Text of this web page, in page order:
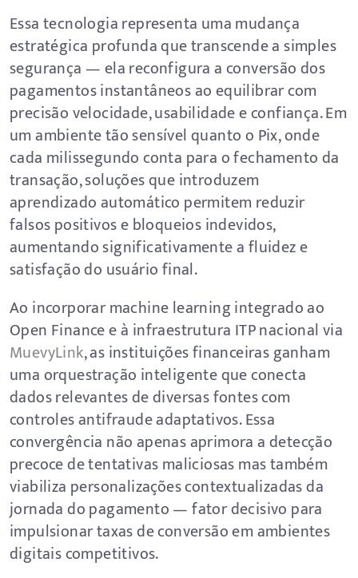
Essa tecnologia representa uma mudança
estratégica profunda que transcende a simples
segurança — ela reconfigura a conversão dos
pagamentos instantâneos ao equilibrar com
precisão velocidade, usabilidade e confiança. Em
um ambiente tão sensível quanto o Pix, onde
cada milissegundo conta para o fechamento da
transação, soluções que introduzem
aprendizado automático permitem reduzir
falsos positivos e bloqueios indevidos,
aumentando significativamente a fluidez e
satisfação do usuário final.
Ao incorporar machine learning integrado ao
Open Finance e à infraestrutura ITP nacional via
MuevyLink, as instituições financeiras ganham
uma orquestração inteligente que conecta
dados relevantes de diversas fontes com
controles antifraude adaptativos. Essa
convergência não apenas aprimora a detecção
precoce de tentativas maliciosas mas também
viabiliza personalizações contextualizadas da
jornada do pagamento — fator decisivo para
impulsionar taxas de conversão em ambientes
digitais competitivos.